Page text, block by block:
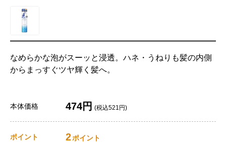
なめらかな泡がスーッと浸透。ハネ・うねりも髪の内側
からまっすぐツヤ輝く髪へ。
本体価格 474円 (税込521円)
ポイント 2ポイント